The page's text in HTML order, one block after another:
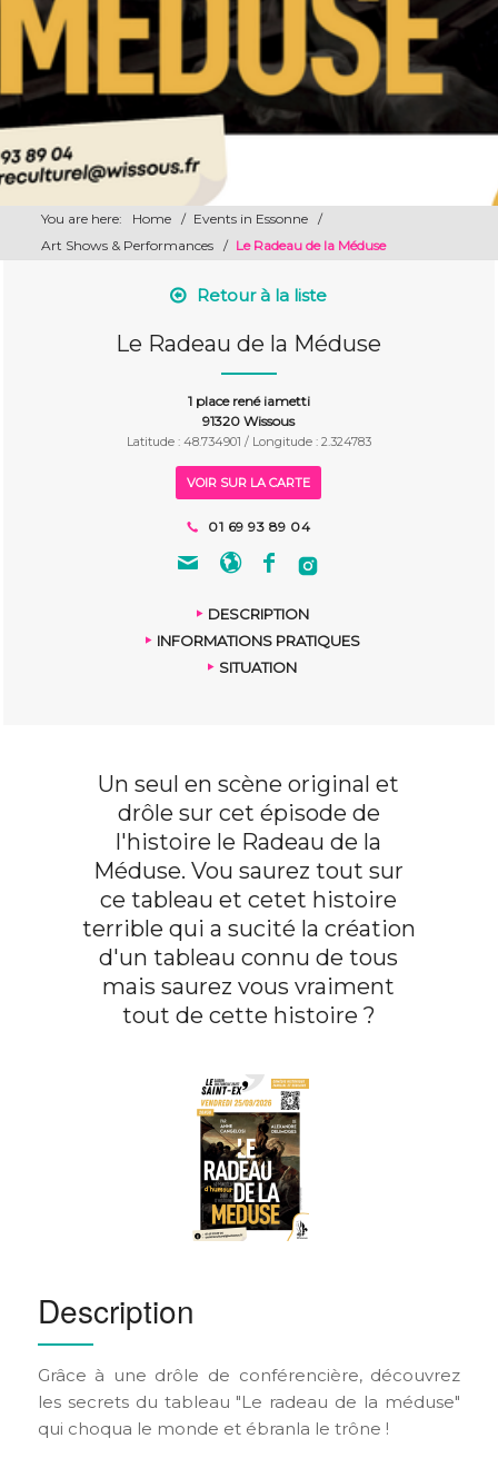
You are here: Home / Events in Essonne
/
Art Shows & Performances
/ Le Radeau de la Méduse
Retour à la liste
Le Radeau de la Méduse
1 place rené iametti
91320 Wissous
Latitude : 48.734901 / Longitude : 2.324783
VOIR SUR LA CARTE
01 69 93 89 04
DESCRIPTION
INFORMATIONS PRATIQUES
SITUATION
Un seul en scène original et
drôle sur cet épisode de
l'histoire le Radeau de la
Méduse. Vou saurez tout sur
ce tableau et cetet histoire
terrible qui a sucité la création
d'un tableau connu de tous
mais saurez vous vraiment
tout de cette histoire ?
Description
Grâce à une drôle de conférencière, découvrez
les secrets du tableau "Le radeau de la méduse"
qui choqua le monde et ébranla le trône !